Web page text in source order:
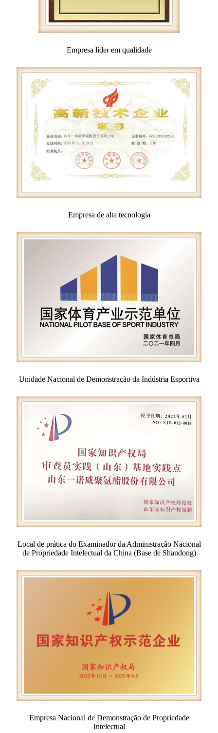
Empresa líder em qualidade
Empresa de alta tecnologia
Unidade Nacional de Demonstração da Indústria Esportiva
Local de prática do Examinador da Administração Nacional
de Propriedade Intelectual da China (Base de Shandong)
Empresa Nacional de Demonstração de Propriedade
Intelectual